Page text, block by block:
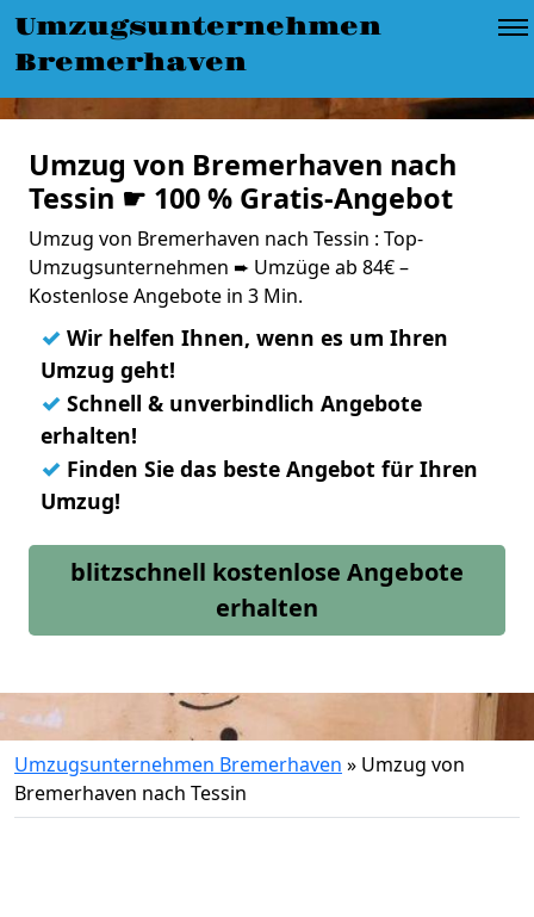
Umzugsunternehmen
Bremerhaven
Umzug von Bremerhaven nach
Tessin ☛ 100 % Gratis-Angebot
Umzug von Bremerhaven nach Tessin : Top-
Umzugsunternehmen ➨ Umzüge ab 84€ –
Kostenlose Angebote in 3 Min.
✓ Wir helfen Ihnen, wenn es um Ihren
Umzug geht!
✓ Schnell & unverbindlich Angebote
erhalten!
✓ Finden Sie das beste Angebot für Ihren
Umzug!
blitzschnell kostenlose Angebote
erhalten
Umzugsunternehmen Bremerhaven » Umzug von
Bremerhaven nach Tessin